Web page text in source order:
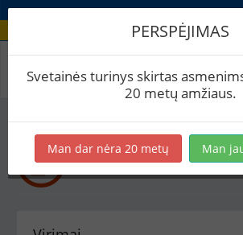
Recepto virimai
Rudens elis
PERSPĖJIMAS
Svetainės turinys skirtas
20 metų amžiaus.
Man dar nėra 20 metų Man